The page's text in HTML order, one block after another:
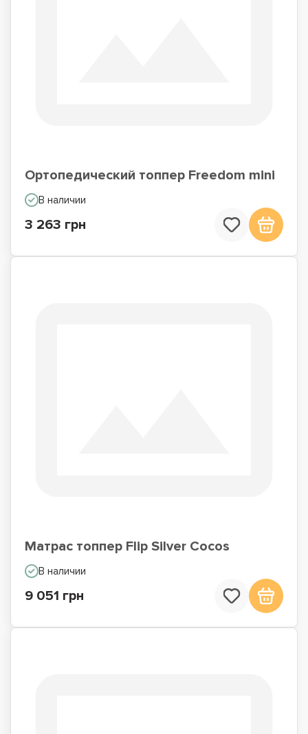
Ортопедический топпер Freedom mini
В наличии
3 263 грн
Матрас топпер Flip Silver Cocos
В наличии
9 051 грн